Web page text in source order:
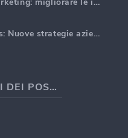
Dati di marketing AI Insights: Nuove strategie aziendali per il 2024
ARGOMENTI POPOLARI DEI POST DEI BLOG